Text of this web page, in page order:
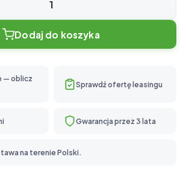
ilość
345
Dodaj do koszyka
— oblicz
Sprawdź ofertę leasingu
Gwarancja przez 3 lata
na terenie Polski.